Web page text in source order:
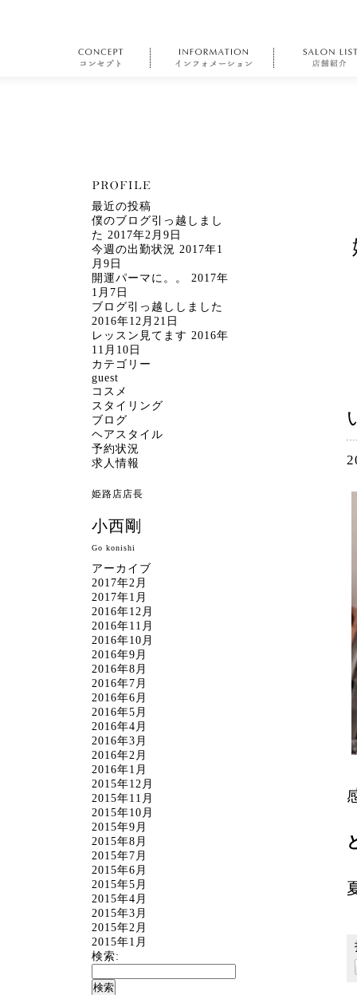
最近の投稿
僕のブログ引っ越しまし
た 2017年2月9日
今週の出勤状況 2017年1
月9日
開運パーマに。。
2017年
1月7日
ブログ引っ越ししました
2016年12月21日
レッスン見てます 2016年
11月10日
カテゴリー
guest
コスメ
スタイリング
ブログ
ヘアスタイル
予約状況
求人情報
姫路店店長
小西剛
Go konishi
アーカイブ
2017年2月
2017年1月
2016年12月
2016年11月
2016年10月
2016年9月
2016年8月
2016年7月
2016年6月
2016年5月
2016年4月
2016年3月
2016年2月
2016年1月
2015年12月
2015年11月
2015年10月
2015年9月
2015年8月
2015年7月
2015年6月
2015年5月
2015年4月
2015年3月
2015年2月
2015年1月
検索: